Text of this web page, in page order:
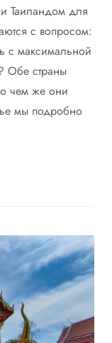
Таиландом для
с вопросом:
с максимальной
Обе страны
чем же они
мы подробно